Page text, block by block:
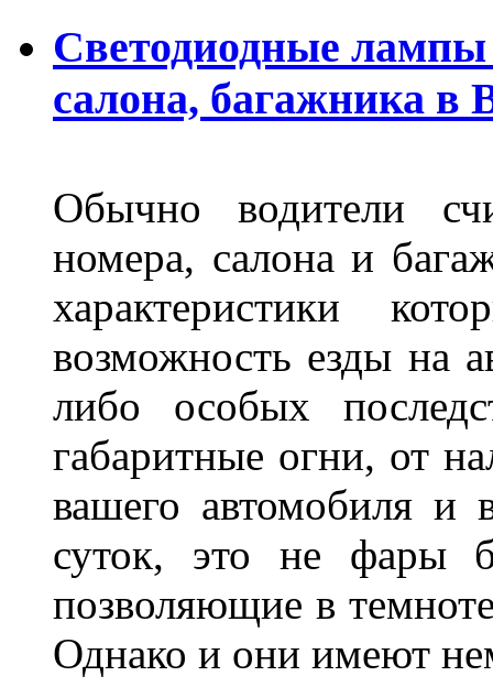
Светодиодные лампы
салона, багажника в
Обычно водители
номера, салона и
характеристики
возможность езды на
либо особых
габаритные огни, от
вашего автомобиля и
суток, это не фары
позволяющие в
Однако и они имеют